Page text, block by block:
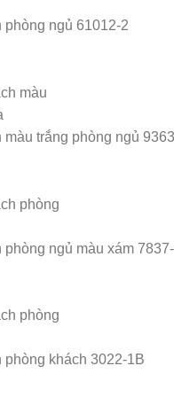
ngủ 61012-2
trắng phòng ngủ
ngủ màu xám
khách 3022-1B